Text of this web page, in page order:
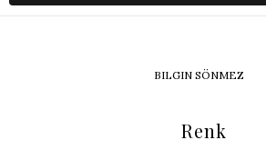
BILGIN SÖNMEZ
Renk